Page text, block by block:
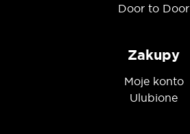
Door to Door
Zakupy
Moje konto
Ulubione